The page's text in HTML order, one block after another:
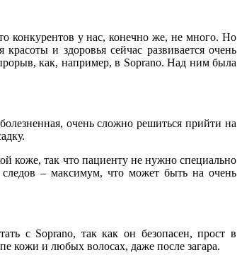
конкурентов у нас, конечно же, не много. Но
и здоровья сейчас развивается очень
как, например, в Soprano. Над ним была
очень сложно решиться прийти на
коже, так что пациенту не нужно специально
– максимум, что может быть на очень
с Soprano, так как он безопасен, прост в
кожи и любых волосах, даже после загара.